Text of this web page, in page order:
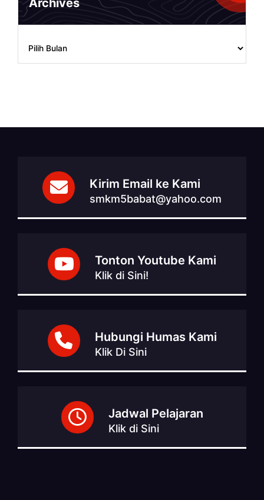
Archives
Kirim Email ke Kami
smkm5babat@yahoo.com
Tonton Youtube Kami
Klik di Sini!
Hubungi Humas Kami
Klik Di Sini
Jadwal Pelajaran
Klik di Sini